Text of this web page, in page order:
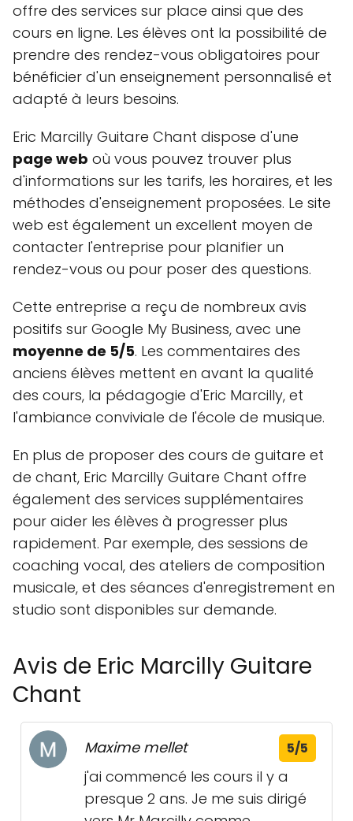
offre des services sur place ainsi que des
cours en ligne. Les élèves ont la possibilité de
prendre des rendez-vous obligatoires pour
bénéficier d'un enseignement personnalisé et
adapté à leurs besoins.
Eric Marcilly Guitare Chant dispose d'une
page web où vous pouvez trouver plus
d'informations sur les tarifs, les horaires, et les
méthodes d'enseignement proposées. Le site
web est également un excellent moyen de
contacter l'entreprise pour planifier un
rendez-vous ou pour poser des questions.
Cette entreprise a reçu de nombreux avis
positifs sur Google My Business, avec une
moyenne de 5/5. Les commentaires des
anciens élèves mettent en avant la qualité
des cours, la pédagogie d'Eric Marcilly, et
l'ambiance conviviale de l'école de musique.
En plus de proposer des cours de guitare et
de chant, Eric Marcilly Guitare Chant offre
également des services supplémentaires
pour aider les élèves à progresser plus
rapidement. Par exemple, des sessions de
coaching vocal, des ateliers de composition
musicale, et des séances d'enregistrement en
studio sont disponibles sur demande.
Avis de Eric Marcilly Guitare
Chant
Maxime mellet 5/5
j'ai commencé les cours il y a
presque 2 ans. Je me suis dirigé